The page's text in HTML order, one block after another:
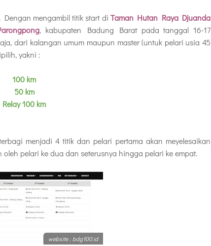
Dengan mengambil titik start di Taman Hutan Raya Djuanda
, kabupaten Badung Barat pada tanggal 16-17
dari kalangan umum maupun master (untuk pelari usia 45
yakni :
100 km
50 km
Relay 100 km
menjadi 4 titik dan pelari pertama akan meyelesaikan
pelari ke dua dan seterusnya hingga pelari ke empat.
website : bdg100.id